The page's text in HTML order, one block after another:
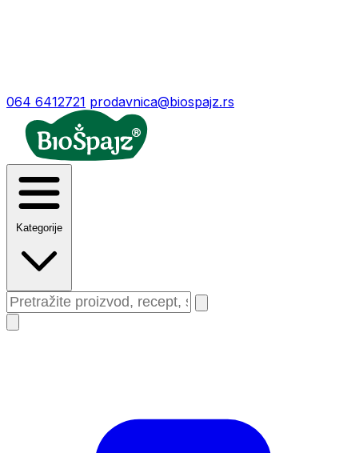
064 6412721 prodavnica@biospajz.rs
Kategorije